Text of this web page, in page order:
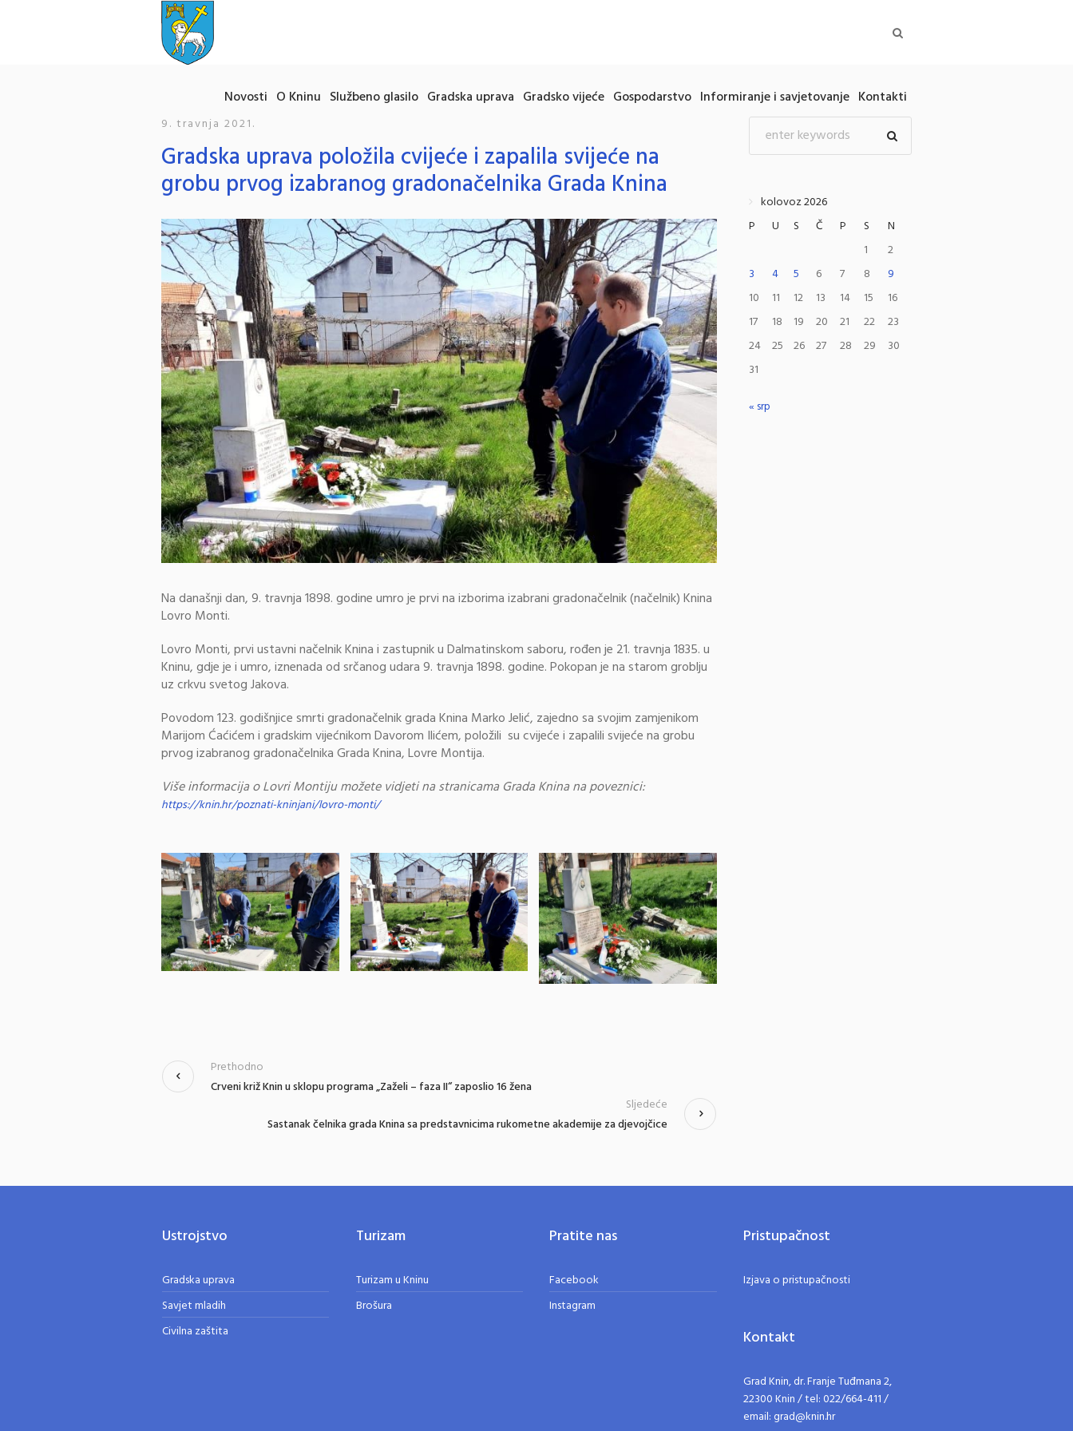
Novosti O Kninu Službeno glasilo Gradska uprava Gradsko vijeće Gospodarstvo Informiranje i savjetovanje Kontakti
9. travnja 2021.
Gradska uprava položila cvijeće i zapalila svijeće na
grobu prvog izabranog gradonačelnika Grada Knina
Na današnji dan, 9. travnja 1898. godine umro je prvi na izborima izabrani gradonačelnik (načelnik) Knina
Lovro Monti.
Lovro Monti, prvi ustavni načelnik Knina i zastupnik u Dalmatinskom saboru, rođen je 21. travnja 1835. u
Kninu, gdje je i umro, iznenada od srčanog udara 9. travnja 1898. godine. Pokopan je na starom groblju
uz crkvu svetog Jakova.
Povodom 123. godišnjice smrti gradonačelnik grada Knina Marko Jelić, zajedno sa svojim zamjenikom
Marijom Ćaćićem i gradskim vijećnikom Davorom Ilićem, položili su cvijeće i zapalili svijeće na grobu
prvog izabranog gradonačelnika Grada Knina, Lovre Montija.
Više informacija o Lovri Montiju možete vidjeti na stranicama Grada Knina na poveznici:
https://knin.hr/poznati-kninjani/lovro-monti/
Crveni križ Knin u sklopu programa „Zaželi – faza II“ zaposlio 16 žena
Prethodno
Sastanak čelnika grada Knina sa predstavnicima rukometne akademije za djevojčice
Sljedeće
kolovoz 2026
P
U S Č P S
N
1
2
3
4 5 6 7 8
9
10
11 12 13 14 15
16
17
18 19 20 21 22
23
24
25 26 27 28 29
30
31
« srp
Ustrojstvo
Gradska uprava
Savjet mladih
Civilna zaštita
Turizam
Turizam u Kninu
Brošura
Pratite nas
Facebook
Instagram
Pristupačnost
Izjava o pristupačnosti
Kontakt
Grad Knin, dr. Franje Tuđmana 2,
22300 Knin / tel: 022/664-411 /
email: grad@knin.hr